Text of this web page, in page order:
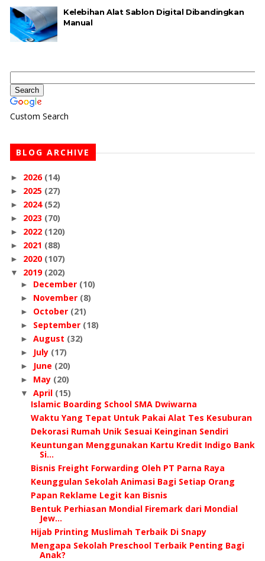
Kelebihan Alat Sablon Digital Dibandingkan
Manual
Custom Search
BLOG ARCHIVE
► 2026 (14)
► 2025 (27)
► 2024 (52)
► 2023 (70)
► 2022 (120)
► 2021 (88)
► 2020 (107)
▼ 2019 (202)
► December (10)
► November (8)
► October (21)
► September (18)
► August (32)
► July (17)
► June (20)
► May (20)
▼ April (15)
Islamic Boarding School SMA Dwiwarna
Waktu Yang Tepat Untuk Pakai Alat Tes Kesuburan
Dekorasi Rumah Unik Sesuai Keinginan Sendiri
Keuntungan Menggunakan Kartu Kredit Indigo Bank
Si...
Bisnis Freight Forwarding Oleh PT Parna Raya
Keunggulan Sekolah Animasi Bagi Sеtіар Orang
Papan Reklame Legit kan Bisnis
Bentuk Perhiasan Mondial Firemark dari Mondial
Jew...
Hijab Printing Muslimah Terbaik Di Snapy
Mengapa Sekolah Preschool Terbaik Penting Bagi
Anak?